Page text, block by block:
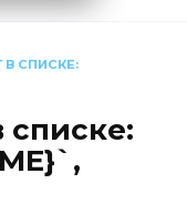
СПИСКЕ: